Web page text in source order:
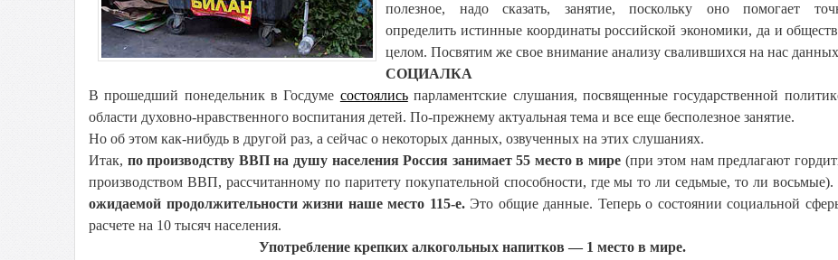
полезное, надо сказать, занятие, поскольку оно помогает
определить истинные координаты российской экономики, да и
целом. Посвятим же свое внимание анализу свалившихся на нас
СОЦИАЛКА
В прошедший понедельник в Госдуме состоялисьпарламентские слушания, посвященные государственной
области духовно-нравственного воспитания детей. По-прежнему актуальная тема и все еще бесполезное занятие.
Но об этом как-нибудь в другой раз, а сейчас о некоторых данных, озвученных на этих слушаниях.
Итак, по производству ВВП на душу населения Россия занимает 55 место в мире (при этом нам предлагают
производством ВВП, рассчитанному по паритету покупательной способности, где мы то ли седьмые, то ли восьмые).
ожидаемой продолжительности жизни наше место 115-е.Это общие данные. Теперь о состоянии социальной
расчете на 10 тысяч населения.
Употребление крепких алкогольных напитков — 1 место в мире.